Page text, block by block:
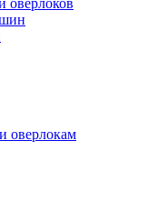
оверлокам